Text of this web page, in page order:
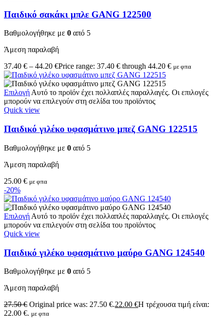
Παιδικό σακάκι μπλε GANG 122500
Βαθμολογήθηκε με 0 από 5
Άμεση παραλαβή
37.40 € – 44.20 €Price range: 37.40 € through 44.20 € με φπα
ΕπιλογήΑυτό το προϊόν έχει πολλαπλές παραλλαγές. Οι επιλογές
μπορούν να επιλεγούν στη σελίδα του προϊόντος
Quick view
Παιδικό γιλέκο υφασμάτινο μπεζ GANG 122515
Βαθμολογήθηκε με 0 από 5
Άμεση παραλαβή
25.00 € με φπα
-20%
Επιλογή Αυτό το προϊόν έχει πολλαπλές παραλλαγές. Οι επιλογές
μπορούν να επιλεγούν στη σελίδα του προϊόντος
Quick view
Παιδικό γιλέκο υφασμάτινο μαύρο GANG 124540
Βαθμολογήθηκε με 0 από 5
Άμεση παραλαβή
27.50€ Original price was: 27.50 €.22.00 €Η τρέχουσα τιμή είναι:
22.00 €. με φπα